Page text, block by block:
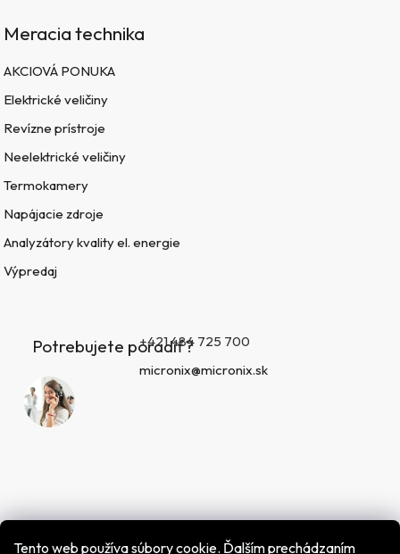
Tento web používa súbory cookie. Ďalším prechádzaním
Meracia technika
AKCIOVÁ PONUKA
Elektrické veličiny
Revízne prístroje
Neelektrické veličiny
Termokamery
Napájacie zdroje
Analyzátory kvality el. energie
Výpredaj
Potrebujete poradiť?+421 484 725 700
micronix@micronix.sk